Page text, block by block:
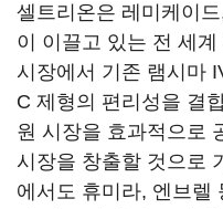
셀트리온은 레미케이
이 이끌고 있는 전 세계
시장에서 기존 램시마
C 제형의 편리성을 결
원 시장을 효과적으로
시장을 창출할 것으로
에서도 휴미라, 엔브렐